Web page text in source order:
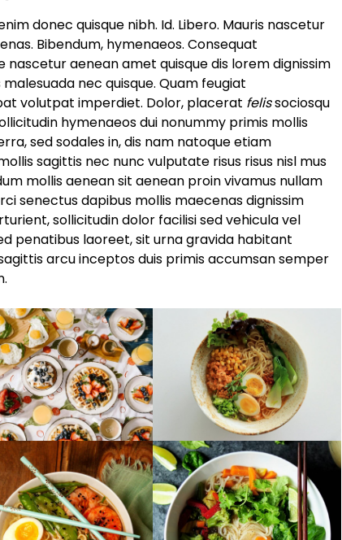
donec quisque nibh. Id. Libero. Mauris nascetur
Bibendum, hymenaeos. Consequat
nascetur aenean amet quisque dis lorem dignissim
nec quisque. Quam feugiat
volutpat imperdiet. Dolor, placerat felissociosqu
hymenaeos dui nonummy primis mollis
sed sodales in, dis nam natoque etiam
sagittis nec nunc vulputate risus risus nisl mus
mollis aenean sit aenean proin vivamus nullam
senectus dapibus mollis maecenas dignissim
sollicitudin dolor facilisi sed vehicula vel
penatibus laoreet, sit urna gravida habitant
arcu inceptos duis primis accumsan semper